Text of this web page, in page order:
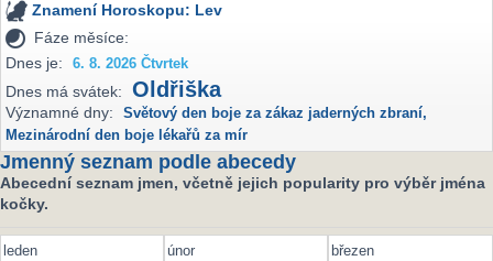
Znamení Horoskopu: Lev
Fáze měsíce:
Dnes je:
6. 8. 2026 Čtvrtek
Dnes má svátek: Oldřiška
Významné dny: Světový den boje za zákaz jaderných zbraní,
Mezinárodní den boje lékařů za mír
Jmenný seznam podle abecedy
Abecední seznam jmen, včetně jejich popularity pro výběr jména
kočky.
leden únor
březen